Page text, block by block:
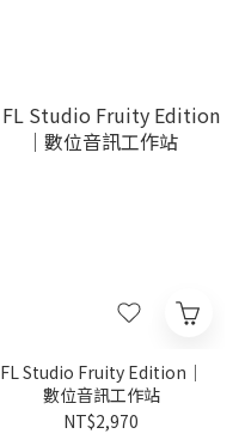
FL Studio Fruity Edition｜
數位音訊工作站
NT$2,970